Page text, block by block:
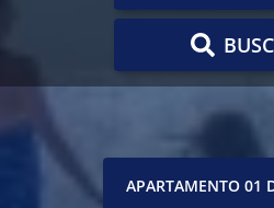
APARTAMENTO 01